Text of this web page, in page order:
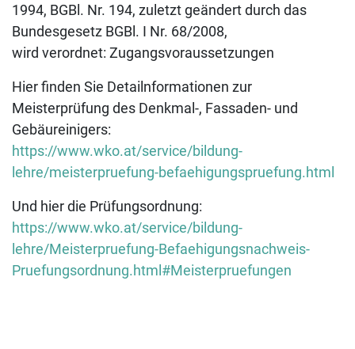
1994, BGBl. Nr. 194, zuletzt geändert durch das
Bundesgesetz BGBl. I Nr. 68/2008,
wird verordnet: Zugangsvoraussetzungen
Hier finden Sie Detailnformationen zur
Meisterprüfung des Denkmal-, Fassaden- und
Gebäureinigers:
https://www.wko.at/service/bildung-
lehre/meisterpruefung-befaehigungspruefung.html
Und hier die Prüfungsordnung:
https://www.wko.at/service/bildung-
lehre/Meisterpruefung-Befaehigungsnachweis-
Pruefungsordnung.html#Meisterpruefungen